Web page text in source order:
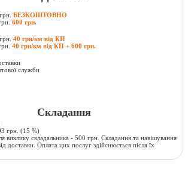
грн.БЕЗКОШТОВНО
600 грн.
грн.40 грн/км від КП
40 грн/км від КП + 600 грн.
служби
Складання
грн. (15 %)
виклику складальника - 500 грн. Складання та навішування
доставки. Оплата цих послуг здійснюється після їх